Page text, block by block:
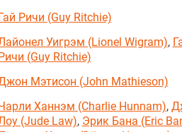
Ричи (Guy Ritchie)
Уигрэм (Lionel Wigram),
(Guy Ritchie)
Мэтисон (John Mathieson)
Ханнэм (Charlie Hunnam),
(Jude Law), Эрик Бана (Eric